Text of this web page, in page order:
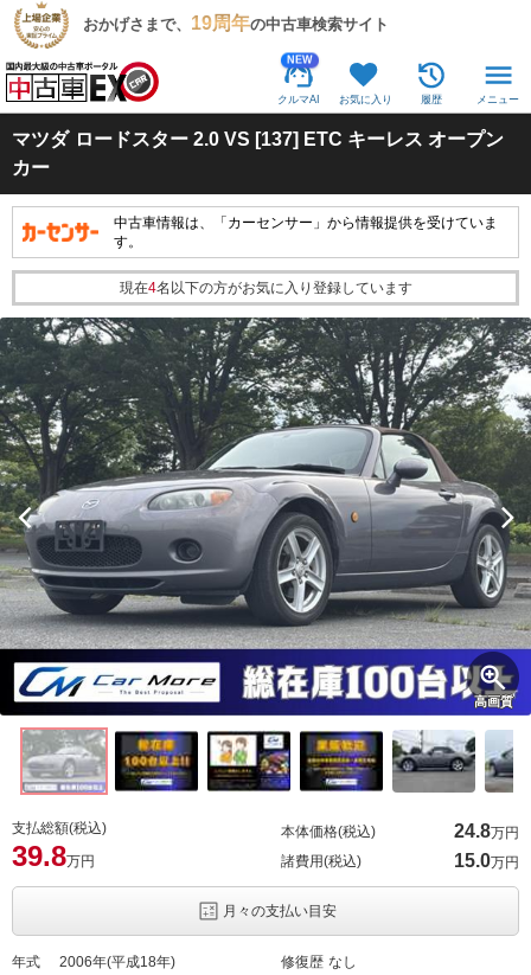
おかげさまで、 19周年の中古車検索サイト
NEW
クルマAI お気に入り 履歴 メニュー
マツダ ロードスター 2.0 VS [137] ETC キーレス オープン
カー
中古車情報は、「カーセンサー」から情報提供を受けていま
す。
現在4名以下の方がお気に入り登録しています
高画質
支払総額(税込)
39.8万円
本体価格(税込) 24.8万円
諸費用(税込)
15.0万円
月々の支払い目安
年式
2006年(平成18年)
修復歴 なし